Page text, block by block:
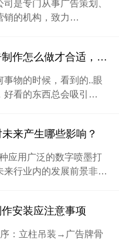
是专门从事广告策划、
销的机构，致力…
昆山门头广告制作怎么做才合适，这10种招牌必知！
事物的时候，看到的..眼
好看的东西总会吸引…
来产生哪些影响？
应用广泛的数字喷墨打
来行业内的发展前景非…
安装应注意事项
：立柱吊装→广告牌骨